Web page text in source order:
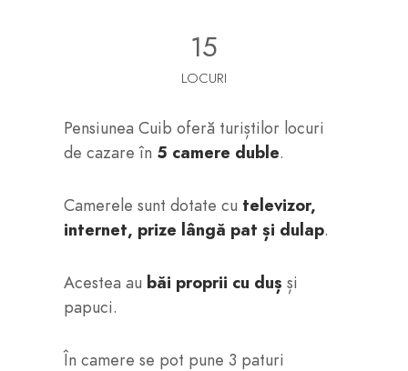
15
LOCURI
Pensiunea Cuib oferă turiștilor locuri
de cazare în 5 camere duble.
Camerele sunt dotate cu televizor,
internet, prize lângă pat și dulap.
Acestea au băi proprii cu duș și
papuci.
În camere se pot pune 3 paturi